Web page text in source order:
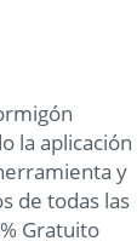
la aplicación
y
de todas las
Gratuito